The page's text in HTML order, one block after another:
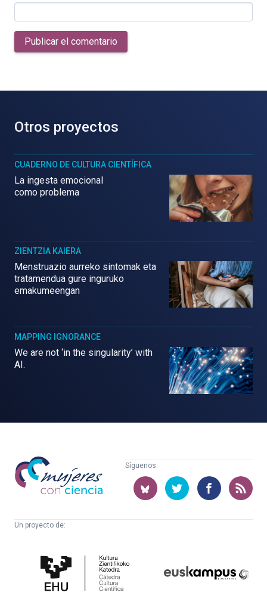
Publicar el comentario
Otros proyectos
CUADERNO DE CULTURA CIENTÍFICA
La ingesta emocional
como problema
ZIENTZIA KAIERA
Menstruazio aurreko sintomak eta
tratamendua gure inguruko
emakumeengan
MAPPING IGNORANCE
We are not ‘in the singularity’ with
AI.
Mujeres
con
ciencia
Síguenos:
Un proyecto de:
Cultura
Científica